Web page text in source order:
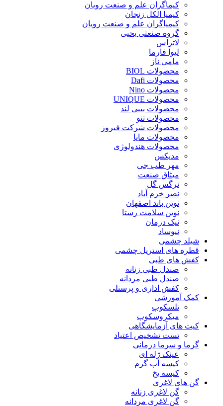
کیماگران علم و صنعت رویان
کیمیا الکل زنجان
کیمیاگران علم و صنعت رویان
گروه صنعتی یحیی
لاتراس
لیوا فارما
مامی ناز
محصولات BIOL
محصولات Dafi
محصولات Nino
محصولات UNIQUE
محصولات بیبی لند
محصولات تنو
محصولات شرکت فیروز
محصولات مایا
محصولات هندولوژی
مدیکس
مهر طب جی
میثاق صنعت
نرگس گل
نصر خرم آباد
نوین باند اصفهان
نوین سلامت رستا
نیک درمان
نیوساد
شیلد چشمی
قطره های استریل چشمی
کفش های طبی
صندل طبی زنانه
صندل طبی مردانه
کفش اداری و پرسنلی
کمک آموزشی
تلسکوپ
میکروسکوپ
کیت های آزمایشگاهی
تست تشخیص اعتیاد
گرما و سرما درمانی
عینک ژله ای
کیسه آب گرم
کیسه یخ
گن های لاغری
گن لاغری زنانه
گن لاغری مردانه